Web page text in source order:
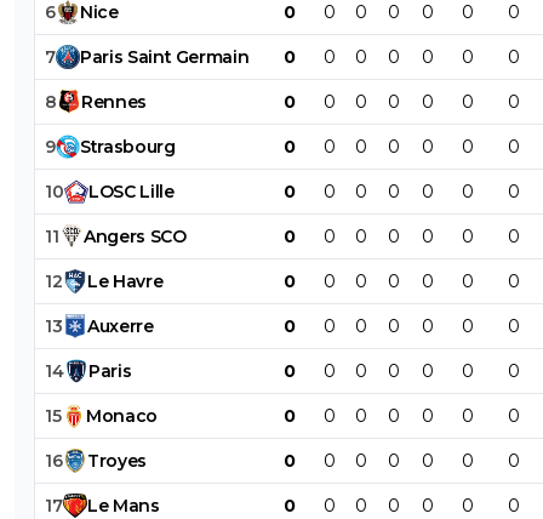
6 Nice 0 0 0 0 0 0 0
7 Paris Saint Germain 0 0 0 0 0 0 0
8 Rennes 0 0 0 0 0 0 0
9 Strasbourg 0 0 0 0 0 0 0
10 LOSC Lille 0 0 0 0 0 0 0
11 Angers SCO 0 0 0 0 0 0 0
12 Le Havre 0 0 0 0 0 0 0
13 Auxerre 0 0 0 0 0 0 0
14 Paris 0 0 0 0 0 0 0
15 Monaco 0 0 0 0 0 0 0
16 Troyes 0 0 0 0 0 0 0
17 Le Mans 0 0 0 0 0 0 0